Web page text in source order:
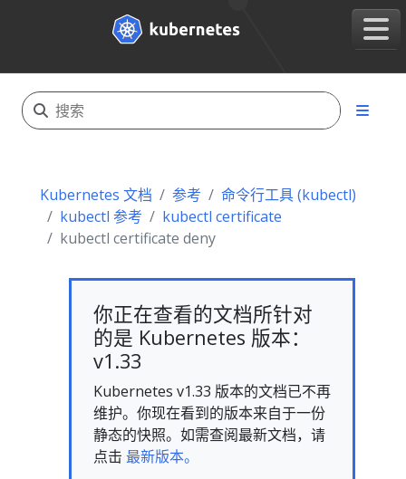
Kubernetes 文档 参考
命令行工具 (kubectl)
kubectl 参考
kubectl certificate
kubectl certificate deny
你正在查看的文档所针对
的是 Kubernetes 版本：
v1.33
Kubernetes v1.33 版本的文档已不再
维护。你现在看到的版本来自于一份
静态的快照。如需查阅最新文档，请
点击 最新版本。